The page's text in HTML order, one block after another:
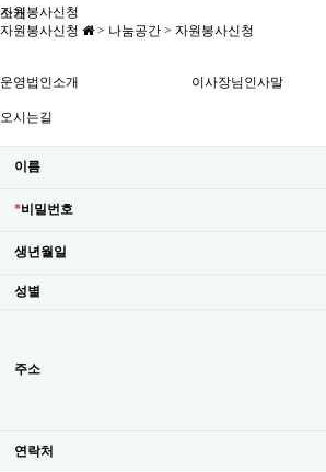
소개
운영법인소개 이사장님인사말
오시는길
자원봉사신청
자원봉사신청
> 나눔공간 > 자원봉사신청
이름
*비밀번호
생년월일
성별
주소
연락처